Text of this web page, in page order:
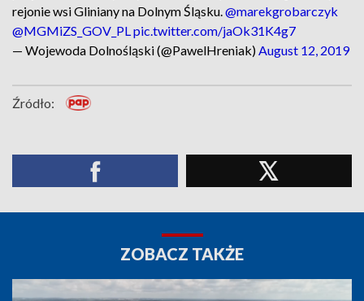
rejonie wsi Gliniany na Dolnym Śląsku.@marekgrobarczyk
@MGMiZS_GOV_PLpic.twitter.com/jaOk31K4g7
— Wojewoda Dolnośląski (@PawelHreniak)August 12, 2019
Źródło:
ZOBACZ TAKŻE